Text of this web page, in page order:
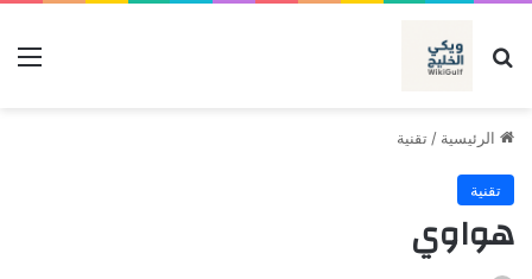
بحث عن
الرئيسية / تقنية
تقنية
هواوي